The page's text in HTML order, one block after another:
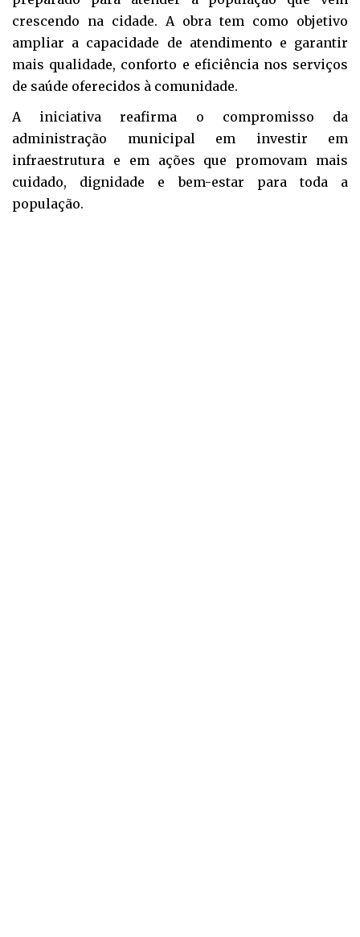
crescendo na cidade. A obra tem como objetivo
ampliar a capacidade de atendimento e garantir
mais qualidade, conforto e eficiência nos serviços
de saúde oferecidos à comunidade.
A iniciativa reafirma o compromisso da
administração municipal em investir em
infraestrutura e em ações que promovam mais
cuidado, dignidade e bem-estar para toda a
população.